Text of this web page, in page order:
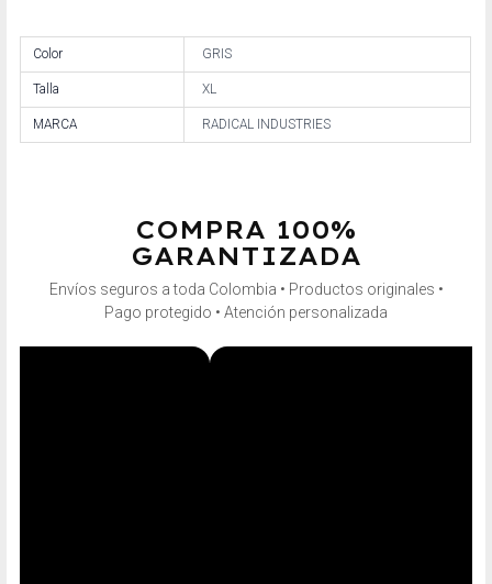
Color GRIS
Talla XL
MARCA RADICAL INDUSTRIES
COMPRA 100%
GARANTIZADA
Envíos seguros a toda Colombia • Productos originales •
Pago protegido • Atención personalizada